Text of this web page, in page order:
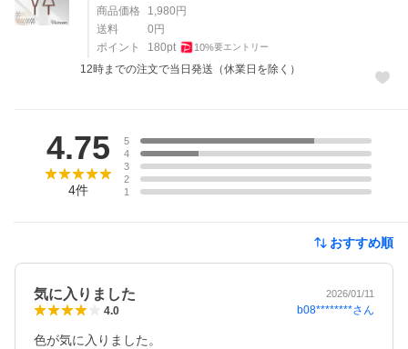
商品価格 1,980 円
送料
0 円
ポイント
180pt 10%要エントリー
12時までの注文で当日発送（休業日を除く）
4.75
4件
5
4
3
2
1
おすすめ順
気に入りました 2026/01/11
4.0 b08********さん
色が気に入りました。